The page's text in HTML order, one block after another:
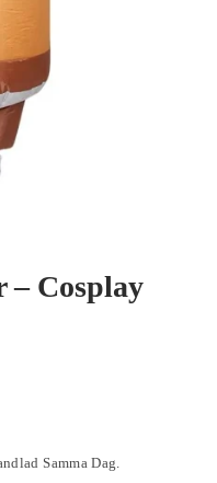
Cosplay
Samma Dag.